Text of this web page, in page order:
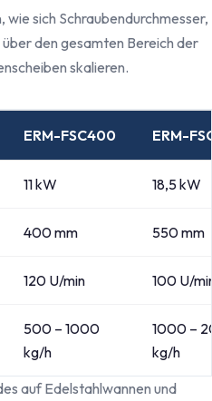
sich Schraubendurchmesser,
den gesamten Bereich der
skalieren.
ERM-FSC400 ERM-
11 kW 18,5 kW
400 mm 550 mm
120 U/min 100 U/
500 – 1000
kg/h
1000 –
kg/h
auf Edelstahlwannen und